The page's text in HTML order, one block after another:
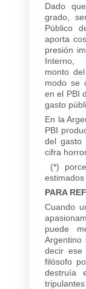
Dado
grado,
Público
aporta
presión
Interno,
monto
modo se
en el PBI
gasto
En la
PBI
del gasto
cifra
(*)
PARA
Cuando
puede
Argentino
decir
filósofo
destruía